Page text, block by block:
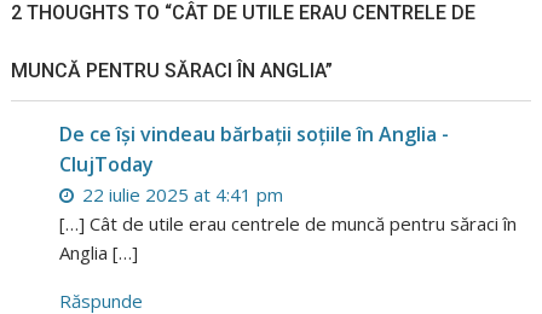
2 THOUGHTS TO “CÂT DE UTILE ERAU CENTRELE DE
MUNCĂ PENTRU SĂRACI ÎN ANGLIA”
De ce își vindeau bărbații soțiile în Anglia -
ClujToday
22 iulie 2025 at 4:41 pm
[…] Cât de utile erau centrele de muncă pentru săraci în
Anglia […]
Răspunde